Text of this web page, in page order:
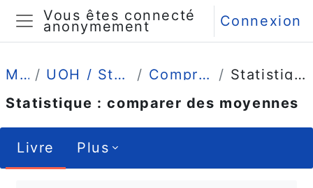
Passer au contenu principal
Panneau latéral
Vous êtes connecté
anonymement Connexion
Mes cours UOH / Statistique et Psychométrie en L2 Comprendre (4 grandes leçons)
Statistique : comparer des moyennes
Statistique : comparer des moyennes
Livre Plus